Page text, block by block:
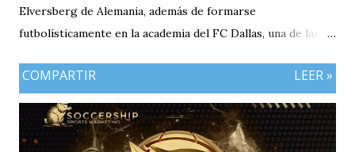
Elversberg de Alemania, además de formarse
futbolísticamente en la academia del FC Dallas, una de las
experiencia que marcó el inicio de su desarrollo como
Kaohsiung Attackers FC, una institución de crecimiento
reciente dentro del fútbol taiwanés. El club nació en 2016
COMPARTIR LEER »